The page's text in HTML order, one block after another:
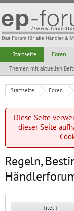
Startseite Foren
Diese Seite
dieser Seite
Regeln,
Titel ↓
Startseite Foren
Themen mit aktuellen